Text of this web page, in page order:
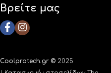
Βρείτε μας
Coolprotech.gr © 2025